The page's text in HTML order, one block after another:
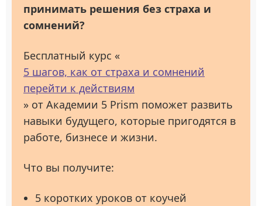
принимать решения без страха и
сомнений?
Бесплатный курс «
5 шагов, как от страха и сомнений
перейти к действиям
» от Академии 5 Prism поможет развить
навыки будущего, которые пригодятся в
работе, бизнесе и жизни.
Что вы получите:
5 коротких уроков от коучей